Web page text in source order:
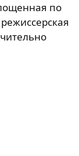
по